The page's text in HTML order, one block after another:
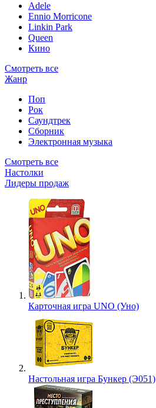
Adele
Ennio Morricone
Linkin Park
Queen
Кино
Смотреть все
Жанр
Поп
Рок
Саундтрек
Сборник
Электронная музыка
Смотреть все
Настолки
Лидеры продаж
Карточная игра UNO (Уно)
Настольная игра Бункер (Э051)